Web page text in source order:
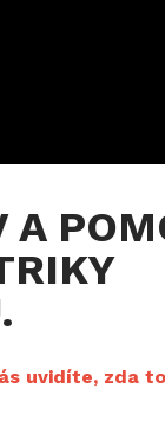
A
uvidíte, zda